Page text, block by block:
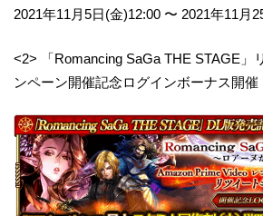
2021年11月5日(金)12:00 〜 2021年11月
<2> 「Romancing SaGa THE STAGE」
ンペーン開催記念ログインボーナス開催